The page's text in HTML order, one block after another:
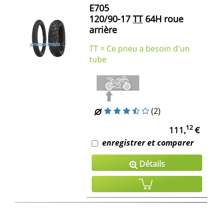
E705
120/90-17 TT64H roue
arrière
TT = Ce pneu a besoin d'un
tube
(2)
111,12€
enregistrer et comparer
Détails